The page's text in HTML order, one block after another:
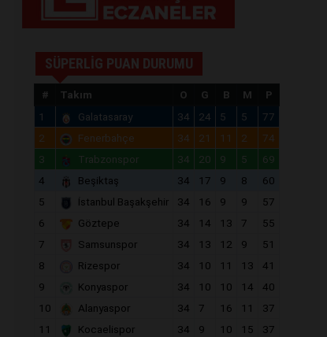
SÜPERLİG PUAN DURUMU
# Takım O G B M
P
1
Galatasaray 34 24 5 5
77
2
Fenerbahçe 34 21 11 2
74
3
Trabzonspor 34 20 9 5
69
4
Beşiktaş 34 17 9 8
60
5
İstanbul Başakşehir 34 16 9 9
57
6
Göztepe 34 14 13 7
55
7
Samsunspor 34 13 12 9
51
8
Rizespor 34 10 11 13
41
9
Konyaspor 34 10 10 14
40
10
Alanyaspor 34 7 16 11
37
11
Kocaelispor 34 9 10 15
37